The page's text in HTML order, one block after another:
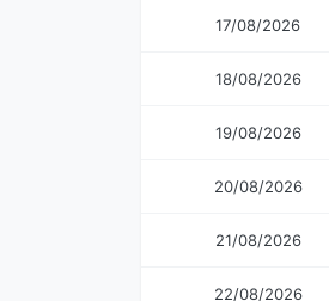
17/08/2026
18/08/2026
19/08/2026
20/08/2026
21/08/2026
22/08/2026